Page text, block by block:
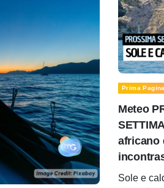
Prima Pagina
Meteo
africano
Sole e